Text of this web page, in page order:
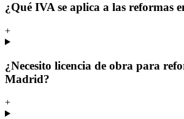
¿Qué IVA se aplica a las reformas
+
¿Necesito licencia de obra para
Madrid?
+